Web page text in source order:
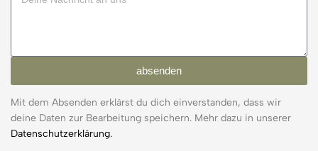
absenden
Mit dem Absenden erklärst du dich einverstanden, dass wir
deine Daten zur Bearbeitung speichern. Mehr dazu in unserer
Datenschutzerklärung.